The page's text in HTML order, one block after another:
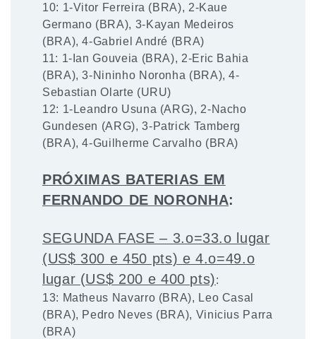
10: 1-Vitor Ferreira (BRA), 2-Kaue
Germano (BRA), 3-Kayan Medeiros
(BRA), 4-Gabriel André (BRA)
11: 1-Ian Gouveia (BRA), 2-Eric Bahia
(BRA), 3-Nininho Noronha (BRA), 4-
Sebastian Olarte (URU)
12: 1-Leandro Usuna (ARG), 2-Nacho
Gundesen (ARG), 3-Patrick Tamberg
(BRA), 4-Guilherme Carvalho (BRA)
PRÓXIMAS BATERIAS EM
FERNANDO DE NORONHA:
SEGUNDA FASE – 3.o=33.o lugar
(US$ 300 e 450 pts) e 4.o=49.o
lugar (US$ 200 e 400 pts):
13: Matheus Navarro (BRA), Leo Casal
(BRA), Pedro Neves (BRA), Vinicius Parra
(BRA)